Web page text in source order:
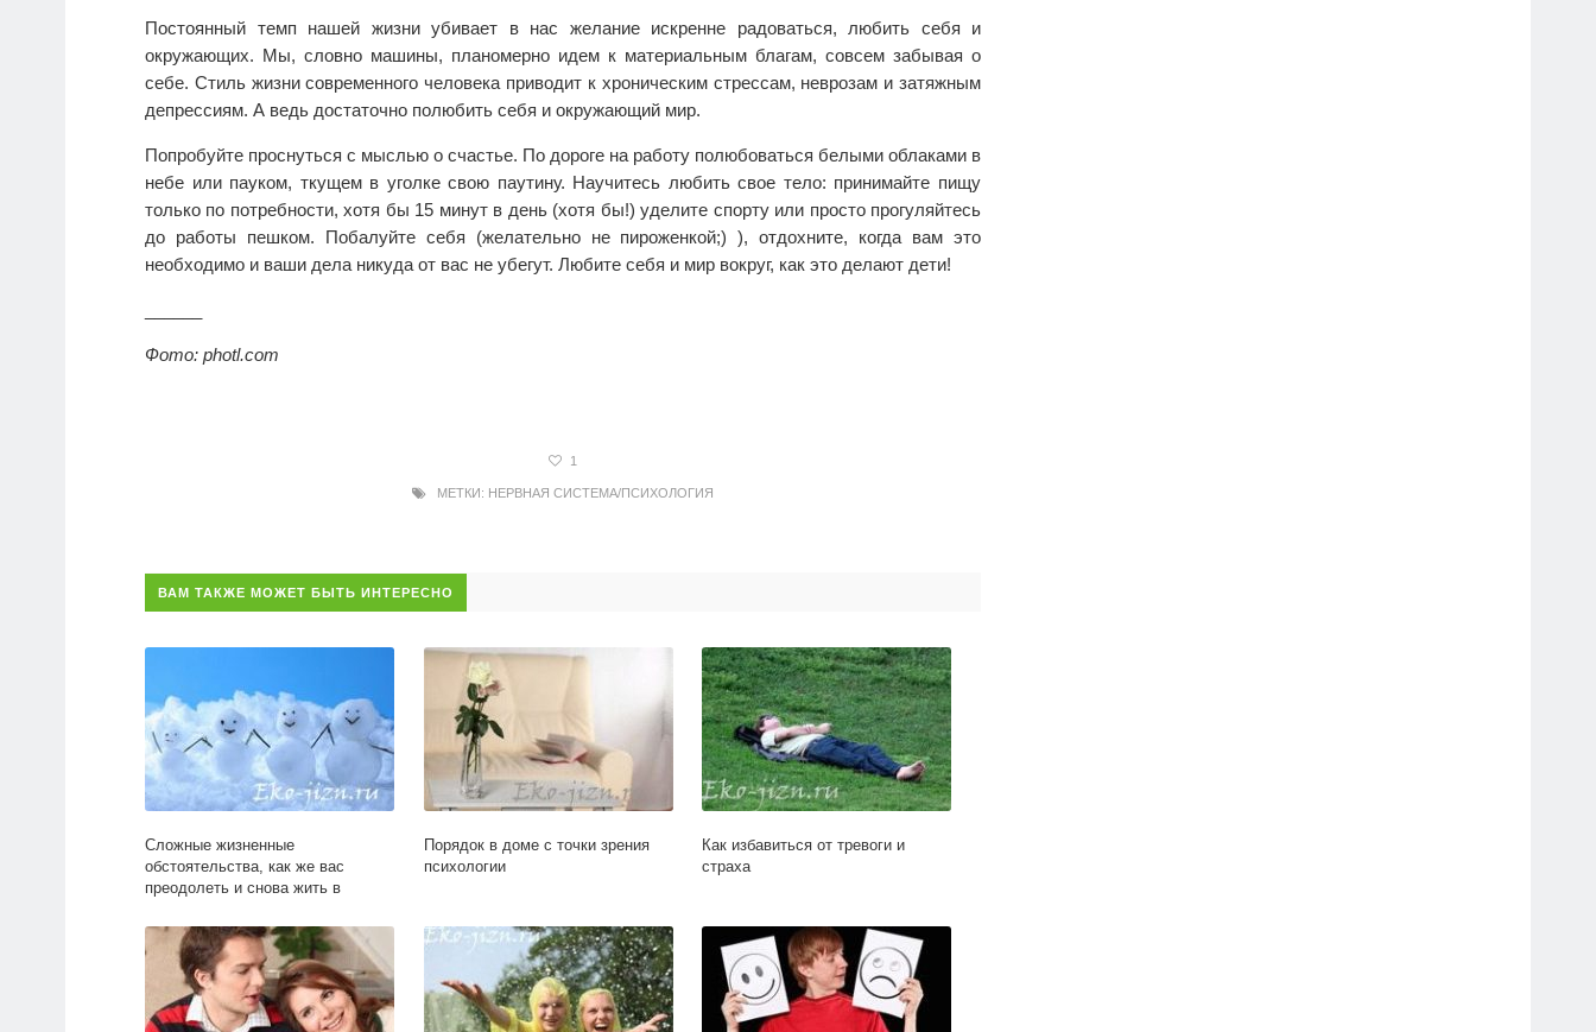
Постоянный темп нашей жизни убивает в нас желание искренне радоваться, любить себя и
окружающих. Мы, словно машины, планомерно идем к материальным благам, совсем забывая о
себе. Стиль жизни современного человека приводит к хроническим стрессам, неврозам и затяжным
депрессиям. А ведь достаточно полюбить себя и окружающий мир.
Попробуйте проснуться с мыслью о счастье. По дороге на работу полюбоваться белыми облаками в
небе или пауком, ткущем в уголке свою паутину. Научитесь любить свое тело: принимайте пищу
только по потребности, хотя бы 15 минут в день (хотя бы!) уделите спорту или просто прогуляйтесь
до работы пешком. Побалуйте себя (желательно не пироженкой;) ), отдохните, когда вам это
необходимо и ваши дела никуда от вас не убегут. Любите себя и мир вокруг, как это делают дети!
Фото: photl.com
1
МЕТКИ: НЕРВНАЯ СИСТЕМА/ПСИХОЛОГИЯ
ВАМ ТАКЖЕ МОЖЕТ БЫТЬ ИНТЕРЕСНО
Сложные жизненные
обстоятельства, как же вас
преодолеть и снова жить в
Порядок в доме с точки зрения
психологии
Как избавиться от тревоги и
страха